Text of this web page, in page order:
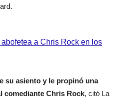
a Chris Rock en los
su asiento y le propinó una
comediante Chris Rock, citó La